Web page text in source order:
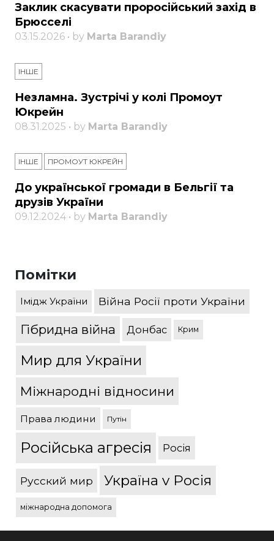
Заклик скасувати проросійський захід в
Брюсселі
03.15.2026 • by Marta Barandiy
ІНШЕ
Незламна. Зустрічі у колі Промоут
Юкрейн
08.31.2025 • by Marta Barandiy
ІНШЕ ПРОМОУТ ЮКРЕЙН
До української громади в Бельгії та
друзів України
09.12.2024 • by Marta Barandiy
Помітки
Імідж України Війна Росії проти України
Гібридна війна Донбас Крим
Мир для України
Міжнародні відносини
Права людини Путін
Російська агресія Росія
Русский мир Україна v Росія
міжнародна допомога